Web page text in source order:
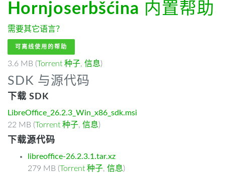
Hornjoserbšćina 内置帮助
需要其它语言？
可离线使用的帮助
3.6 MB (Torrent 种子, 信息)
SDK 与源代码
下载 SDK
LibreOffice_26.2.3_Win_x86_sdk.msi
22 MB (Torrent 种子, 信息)
下载源代码
libreoffice-26.2.3.1.tar.xz
279 MB (Torrent 种子, 信息)